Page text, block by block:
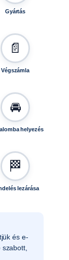
Gyártás
📄
Végszámla
🚘
helyezés
🏁
lezárása